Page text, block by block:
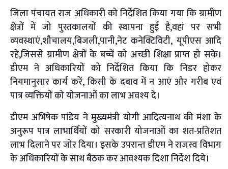
जिला पंचायत राज अधिकारी को निर्देशित किया गया कि ग्रामीण
क्षेत्रों में जो पुस्तकालयों की स्थापना हुई है,वहां पर सभी
व्यवस्थाएं,शौचालय,बिजली,पानी,नेट कनेक्टिविटी, यूपीएस आदि
रहे,जिससे ग्रामीण क्षेत्रों के बच्चें को अच्छी शिक्षा प्राप्त हो सके।
डीएम ने अधिकारियों को निर्देशित किया कि निडर होकर
नियमानुसार कार्य करें, किसी के दबाव में न आएं और गरीब एवं
पात्र व्यक्तियों को योजनाओं का लाभ अवश्य दे।
डीएम अभिषेक पांडेय ने मुख्यमंत्री योगी आदित्यनाथ की मंशा के
अनुरूप पात्र लाभार्थियों को सरकारी योजनाओं का शत-प्रतिशत
लाभ दिलाने पर जोर दिया। इसके उपरान्त डीएम ने राजस्व विभाग
के अधिकारियों के साथ बैठक कर आवश्यक दिशा निर्देश दिये।